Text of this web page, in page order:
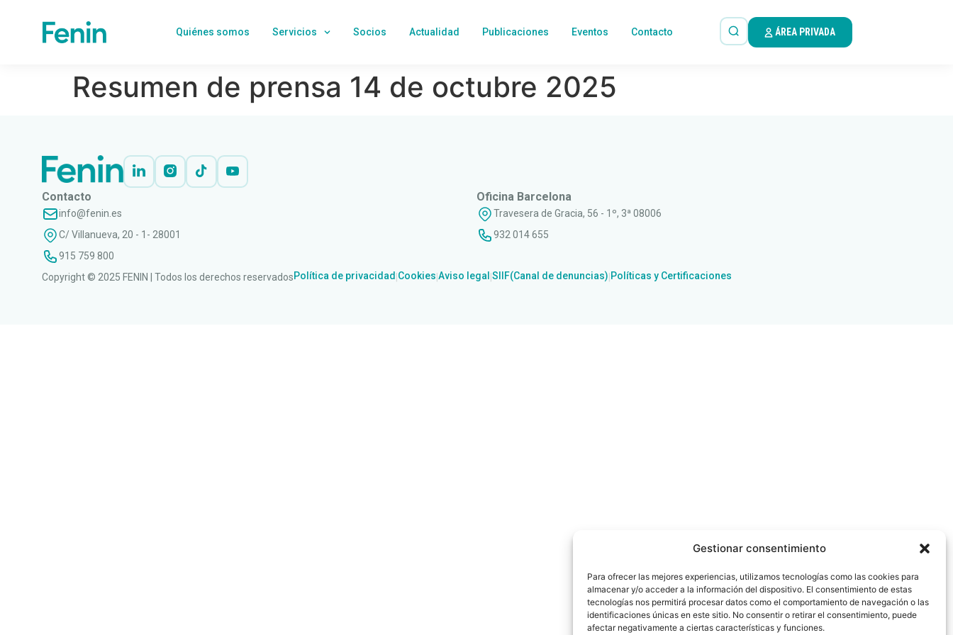
Gestionar consentimiento
Para ofrecer las mejores experiencias, utilizamos tecnologías como las cookies para
almacenar y/o acceder a la información del dispositivo. El consentimiento de estas
tecnologías nos permitirá procesar datos como el comportamiento de navegación o las
identificaciones únicas en este sitio. No consentir o retirar el consentimiento, puede
afectar negativamente a ciertas características y funciones.
Quiénes somos Servicios Socios Actualidad Publicaciones Eventos Contacto ÁREA PRIVADA
Resumen de prensa 14 de octubre 2025
Contacto
info@fenin.es
C/ Villanueva, 20 - 1- 28001
915 759 800
Oficina Barcelona
Travesera de Gracia, 56 - 1º, 3ª 08006
932 014 655
Copyright © 2025 FENIN | Todos los derechos reservadosPolítica de privacidad Cookies |Aviso legal |SIIF(Canal de denuncias) Políticas y Certificaciones